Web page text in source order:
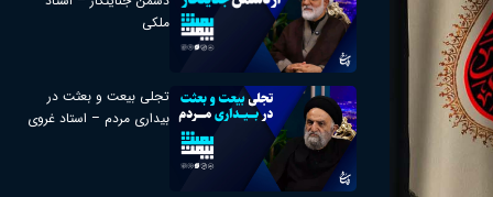
ملکی
تجلی بیعت و بعثت در
بیداری مردم – استاد غروی